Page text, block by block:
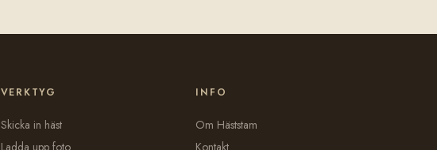
VERKTYG
Skicka in häst
Ladda upp foto
INFO
Om Häststam
Kontakt